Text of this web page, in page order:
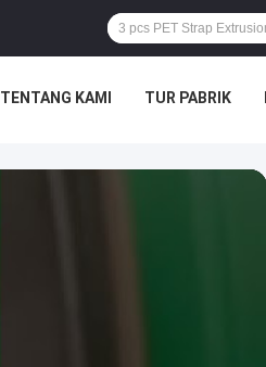
TENTANG KAMI TUR PABRIK